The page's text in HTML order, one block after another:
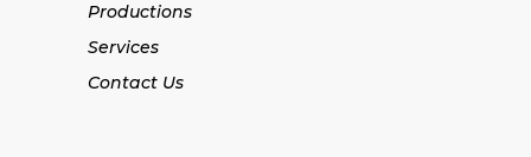
Productions
Services
Contact Us